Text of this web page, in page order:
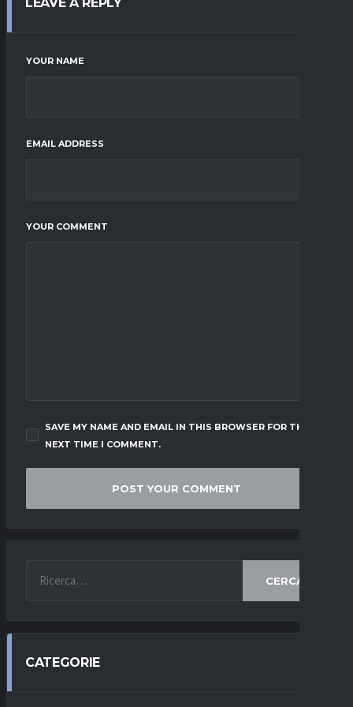
YOUR NAME
EMAIL ADDRESS
YOUR COMMENT
SAVE MY NAME AND EMAIL IN THIS BROWSER FOR THE
NEXT TIME I COMMENT.
CERCA
CATEGORIE